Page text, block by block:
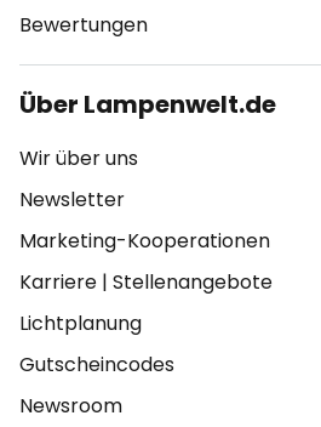
Bewertungen
Über Lampenwelt.de
Wir über uns
Newsletter
Marketing-Kooperationen
Karriere | Stellenangebote
Lichtplanung
Gutscheincodes
Newsroom